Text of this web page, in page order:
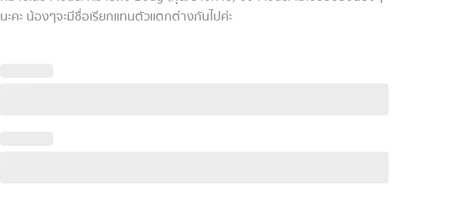
was:
189,900 บาท.
is:
184,900 บาท.
นะคะ น้องๆจะมีชื่อเรียกเเทนตัวเเตกต่างกันไปค่ะ